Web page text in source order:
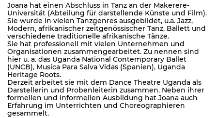
Joana hat einen Abschluss in Tanz an der Makerere-
Universität (Abteilung für darstellende Künste und Film).
Sie wurde in vielen Tanzgenres ausgebildet, u.a. Jazz,
Modern, afrikanischer zeitgenössischer Tanz, Ballett und
verschiedene traditionelle afrikanische Tänze.
Sie hat professionell mit vielen Unternehmen und
Organisationen zusammengearbeitet. Zu nennen sind
hier u. a. das Uganda National Contemporary Ballet
(UNCB), Musica Para Salva Vidas (Spanien), Uganda
Heritage Roots.
Derzeit arbeitet sie mit dem Dance Theatre Uganda als
Darstellerin und Probenleiterin zusammen. Neben ihrer
formellen und informellen Ausbildung hat Joana auch
Erfahrung im Unterrichten und Choreographieren
gesammelt.